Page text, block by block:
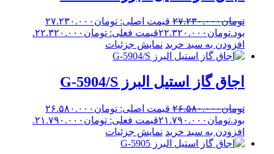
تومان۲۷.۲۳۰.۰۰۰
قیمت اصلی: تومان۲۷.۲۳۰.۰۰۰
تومان۲۲.۳۲۰.۰۰۰قیمت فعلی: تومان۲۲.۳۲۰.۰۰۰.
افزودن به سبد خرید نمایش جزئیات
اجاق گاز استیل البرز G-5904/S
تومان۲۶.۵۸۰.۰۰۰
قیمت اصلی: تومان۲۶.۵۸۰.۰۰۰
تومان۲۱.۷۹۰.۰۰۰قیمت فعلی: تومان۲۱.۷۹۰.۰۰۰.
افزودن به سبد خرید نمایش جزئیات